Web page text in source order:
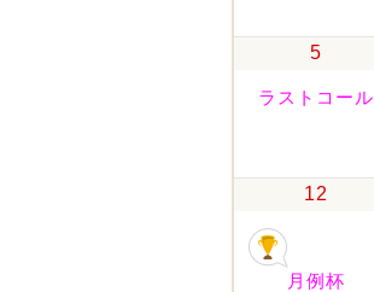
5
ラストコール
12
月例杯